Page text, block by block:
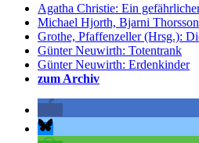
Agatha Christie: Ein
Michael Hjorth, Bjarni
Grothe, Pfaffenzeller (Hrsg.):
Günter Neuwirth: Totentrank
Günter Neuwirth: Erdenkinder
zum Archiv